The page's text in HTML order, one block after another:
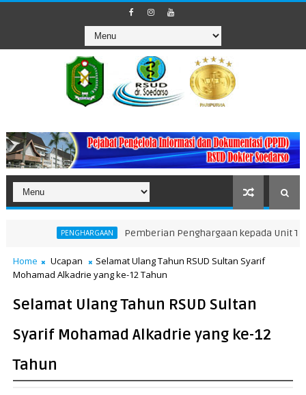
PENGHARGAAN Pemberian Penghargaan kepada Unit Teraktif
Home Ucapan
Selamat Ulang Tahun RSUD Sultan Syarif
Mohamad Alkadrie yang ke-12 Tahun
Selamat Ulang Tahun RSUD Sultan
Syarif Mohamad Alkadrie yang ke-12
Tahun